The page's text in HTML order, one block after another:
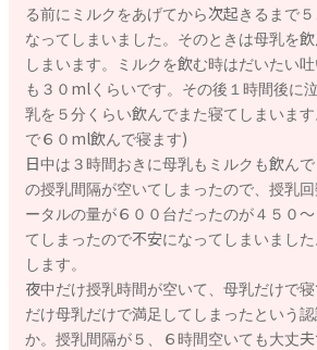
る前にミルクをあげてから次起きるまで
なってしまいました。そのときは母乳を
しまいます。ミルクを飲む時はだいたい
も３０mlくらいです。その後１時間後に
乳を５分くらい飲んでまた寝てしまいま
で６０ml飲んで寝ます)
日中は３時間おきに母乳もミルクも飲ん
の授乳間隔が空いてしまったので、授乳
ータルの量が６００台だったのが４５０
てしまったので不安になってしまいまし
します。
夜中だけ授乳時間が空いて、母乳だけで
だけ母乳だけで満足してしまったという
か。授乳間隔が５、６時間空いても大丈